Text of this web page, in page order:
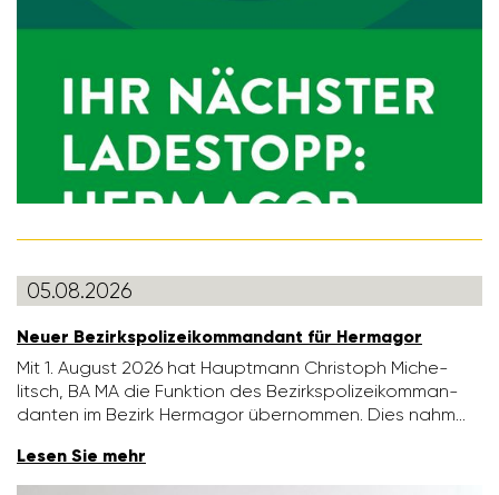
05.08.2026
Neuer Bezirks­po­li­zei­kom­man­dant für Hermagor
Mit 1. August 2026 hat Haupt­mann Chris­toph Miche­
litsch, BA MA die Funk­tion des Bezirks­po­li­zei­kom­man­
danten im Bezirk Hermagor über­nommen. Dies nahm…
Lesen Sie mehr